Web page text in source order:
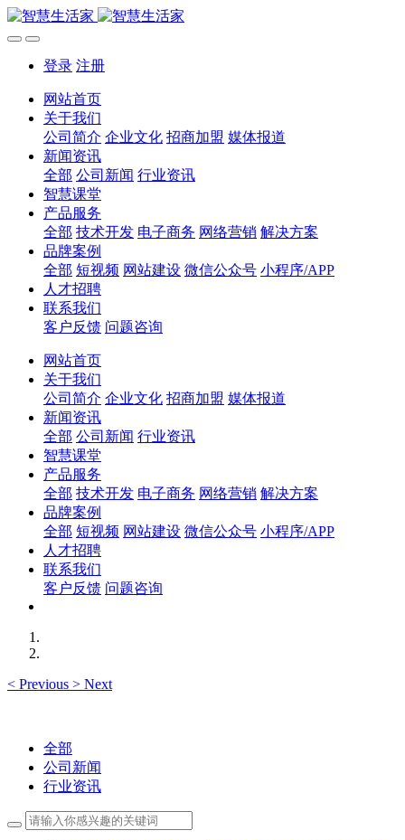
登录 注册
网站首页
关于我们
公司简介 企业文化 招商加盟 媒体报道
新闻资讯
全部 公司新闻 行业资讯
智慧课堂
产品服务
全部 技术开发 电子商务 网络营销 解决方案
品牌案例
全部 短视频 网站建设 微信公众号 小程序/APP
人才招聘
联系我们
客户反馈 问题咨询
网站首页
关于我们
公司简介 企业文化 招商加盟 媒体报道
新闻资讯
全部 公司新闻 行业资讯
智慧课堂
产品服务
全部 技术开发 电子商务 网络营销 解决方案
品牌案例
全部 短视频 网站建设 微信公众号 小程序/APP
人才招聘
联系我们
客户反馈 问题咨询
< Previous > Next
全部
公司新闻
行业资讯